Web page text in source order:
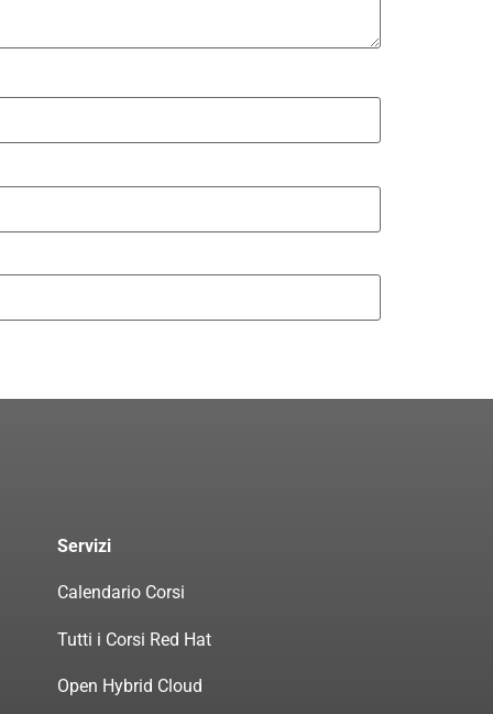
Servizi
Calendario Corsi
Tutti i Corsi Red Hat
Open Hybrid Cloud